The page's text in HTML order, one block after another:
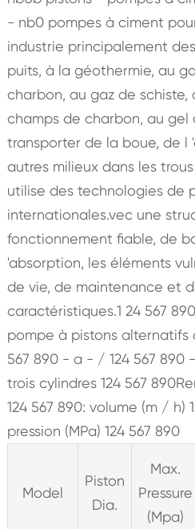
- nb0 pompes à ciment
industrie principalement
puits, à la géothermie, au
charbon, au gaz de schiste,
champs de charbon, au gel
transporter de la boue, de l
autres milieux dans les
utilise des technologies de
internationales.vec une
fonctionnement fiable, de
'absorption, les éléments
de vie, de maintenance et
caractéristiques.1 24 567
pompe à pistons alternatifs
567 890 - a - / 124 567 890
trois cylindres 124 567
124 567 890: volume (m / h)
pression (MPa) 124 567 890
Model
Piston
Dia.
Max.
Pressure
(Mpa)